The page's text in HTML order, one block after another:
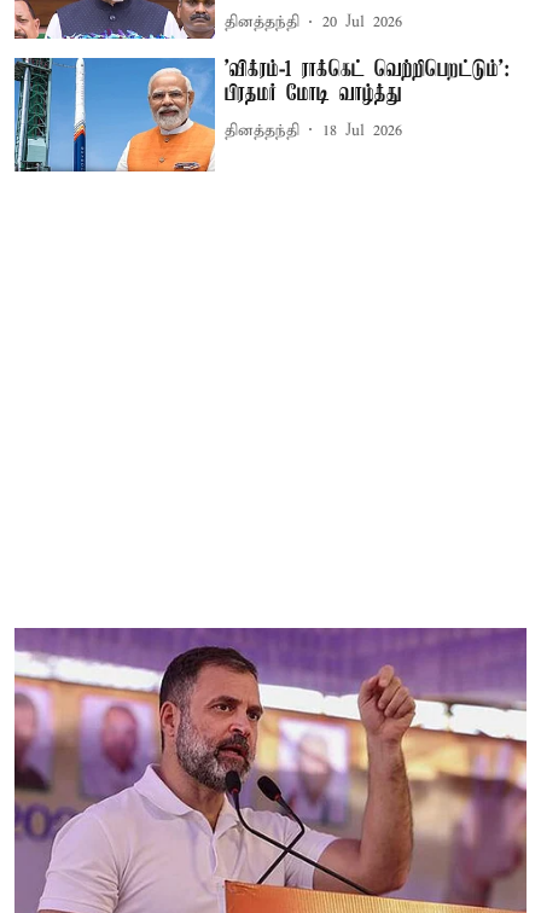
தினத்தந்தி 20 Jul 2026
’விக்ரம்-1 ராக்கெட் வெற்றிபெறட்டும்':
பிரதமர் மோடி வாழ்த்து
தினத்தந்தி 18 Jul 2026